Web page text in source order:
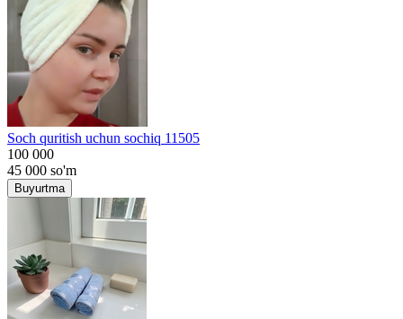
Soch quritish uchun sochiq 11505
100 000
45 000 so'm
Buyurtma